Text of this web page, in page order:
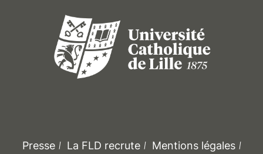
Presse La FLD recrute
Mentions légales